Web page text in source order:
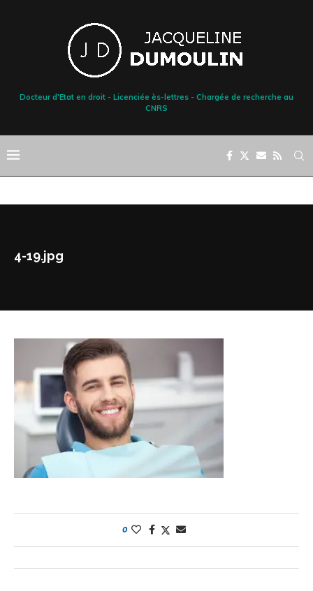
Docteur d'Etat en droit - Licenciée ès-lettres - Chargée de recherche au
CNRS
4-19.jpg
0